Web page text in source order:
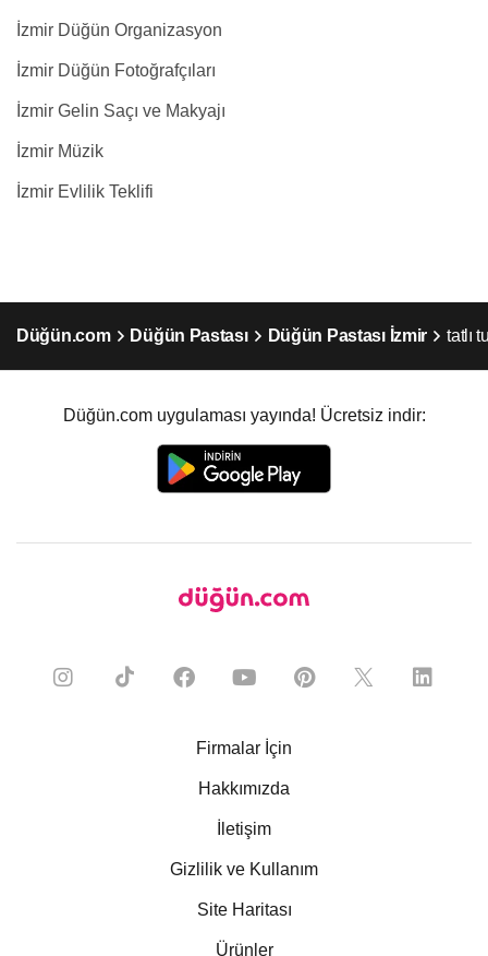
İzmir Düğün Organizasyon
İzmir Düğün Fotoğrafçıları
İzmir Gelin Saçı ve Makyajı
İzmir Müzik
İzmir Evlilik Teklifi
Düğün.com Düğün Pastası Düğün Pastası İzmir tatlı
Düğün.com uygulaması yayında! Ücretsiz indir:
Firmalar İçin
Hakkımızda
İletişim
Gizlilik ve Kullanım
Site Haritası
Ürünler